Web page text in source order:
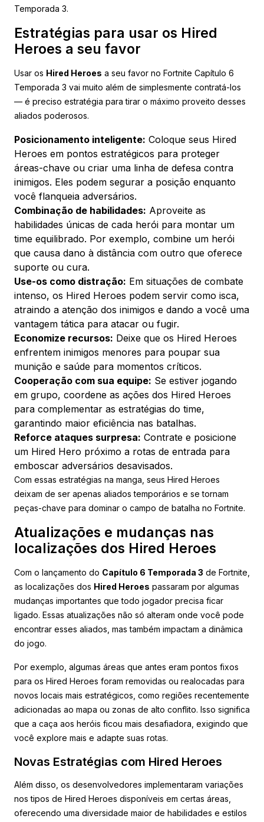
Temporada 3.
Estratégias para usar os Hired
Heroes a seu favor
Usar os Hired Heroes a seu favor no Fortnite Capítulo 6
Temporada 3 vai muito além de simplesmente contratá-los
— é preciso estratégia para tirar o máximo proveito desses
aliados poderosos.
Posicionamento inteligente: Coloque seus Hired
Heroes em pontos estratégicos para proteger
áreas-chave ou criar uma linha de defesa contra
inimigos. Eles podem segurar a posição enquanto
você flanqueia adversários.
Combinação de habilidades: Aproveite as
habilidades únicas de cada herói para montar um
time equilibrado. Por exemplo, combine um herói
que causa dano à distância com outro que oferece
suporte ou cura.
Use-os como distração: Em situações de combate
intenso, os Hired Heroes podem servir como isca,
atraindo a atenção dos inimigos e dando a você uma
vantagem tática para atacar ou fugir.
Economize recursos: Deixe que os Hired Heroes
enfrentem inimigos menores para poupar sua
munição e saúde para momentos críticos.
Cooperação com sua equipe: Se estiver jogando
em grupo, coordene as ações dos Hired Heroes
para complementar as estratégias do time,
garantindo maior eficiência nas batalhas.
Reforce ataques surpresa: Contrate e posicione
um Hired Hero próximo a rotas de entrada para
emboscar adversários desavisados.
Com essas estratégias na manga, seus Hired Heroes
deixam de ser apenas aliados temporários e se tornam
peças-chave para dominar o campo de batalha no Fortnite.
Atualizações e mudanças nas
localizações dos Hired Heroes
Com o lançamento do Capítulo 6 Temporada 3 de Fortnite,
as localizações dos Hired Heroes passaram por algumas
mudanças importantes que todo jogador precisa ficar
ligado. Essas atualizações não só alteram onde você pode
encontrar esses aliados, mas também impactam a dinâmica
do jogo.
Por exemplo, algumas áreas que antes eram pontos fixos
para os Hired Heroes foram removidas ou realocadas para
novos locais mais estratégicos, como regiões recentemente
adicionadas ao mapa ou zonas de alto conflito. Isso significa
que a caça aos heróis ficou mais desafiadora, exigindo que
você explore mais e adapte suas rotas.
Novas Estratégias com Hired Heroes
Além disso, os desenvolvedores implementaram variações
nos tipos de Hired Heroes disponíveis em certas áreas,
oferecendo uma diversidade maior de habilidades e estilos